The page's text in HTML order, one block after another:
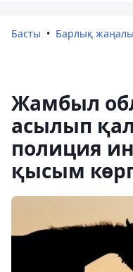
Басты Барлық
Жамбыл
асылып
полиция
қысым